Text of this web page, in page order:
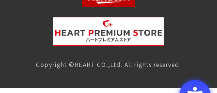
Copyright ©HEART CO.,Ltd. All rights reserved.